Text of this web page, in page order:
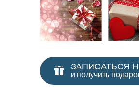
ЗАПИСАТЬСЯ
и получить